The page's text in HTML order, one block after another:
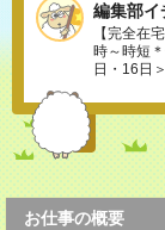
編集部イ
【完全在
時～時短
日・16日
お仕事の概要